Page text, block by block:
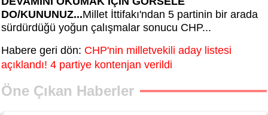
DO/KUNUNUZ...Millet İttifakı'ndan 5 partinin bir arada
sürdürdüğü yoğun çalışmalar sonucu CHP...
Habere geri dön: CHP'nin milletvekili aday listesi
açıklandı! 4 partiye kontenjan verildi
Öne Çıkan Haberler